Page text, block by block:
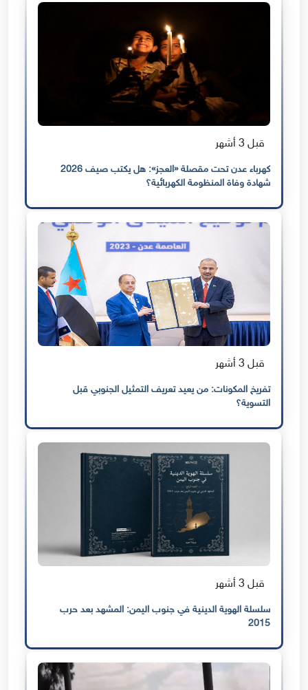
قبل 3 أشهر
كهرباء عدن تحت مقصلة «العجز»: هل يكتب صيف 2026
شهادة وفاة المنظومة الكهربائية؟
قبل 3 أشهر
تفريخ المكونات: من يعيد تعريف التمثيل الجنوبي قبل
التسوية؟
قبل 3 أشهر
سلسلة الهوية الدينية في جنوب اليمن: المشهد بعد حرب
2015